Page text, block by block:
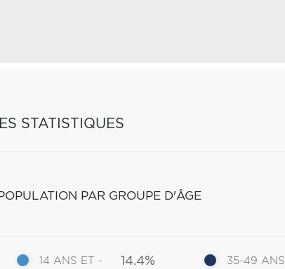
STATISTIQUES
POPULATION PAR GROUPE D'ÂGE
14 ANS ET - 14.4% 35-49 ANS